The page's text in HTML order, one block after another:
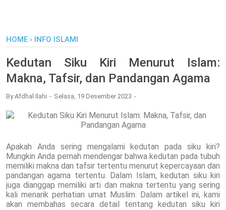
HOME › INFO ISLAMI
Kedutan Siku Kiri Menurut Islam:
Makna, Tafsir, dan Pandangan Agama
ByAfdhal Ilahi Selasa, 19 Desember 2023
Apakah Anda sering mengalami kedutan pada siku kiri?
Mungkin Anda pernah mendengar bahwa kedutan pada tubuh
memiliki makna dan tafsir tertentu menurut kepercayaan dan
pandangan agama tertentu. Dalam Islam, kedutan siku kiri
juga dianggap memiliki arti dan makna tertentu yang sering
kali menarik perhatian umat Muslim. Dalam artikel ini, kami
akan membahas secara detail tentang kedutan siku kiri